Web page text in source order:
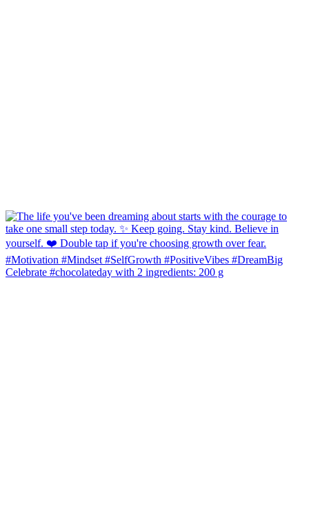
Celebrate #chocolateday with 2 ingredients: 200 g